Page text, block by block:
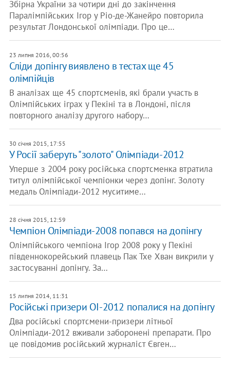
Збірна України за чотири дні до закінчення
Паралімпійських Ігор у Ріо-де-Жанейро повторила
результат Лондонської олімпіади. Про це…
23 липня 2016, 00:56
Сліди допінгу виявлено в тестах ще 45
олімпійців
В аналізах ще 45 спортсменів, які брали участь в
Олімпійських іграх у Пекіні та в Лондоні, після
повторного аналізу другого набору…
30 січня 2015, 17:55
У Росії заберуть "золото" Олімпіади-2012
Уперше з 2004 року російська спортсменка втратила
титул олімпійської чемпіонки через допінг. Золоту
медаль Олімпіади-2012 муситиме…
28 січня 2015, 12:59
Чемпіон Олімпіади-2008 попався на допінгу
Олімпійського чемпіона Ігор 2008 року у Пекіні
південнокорейський плавець Пак Тхе Хван викрили у
застосуванні допінгу. За…
15 липня 2014, 11:31
Російські призери ОІ-2012 попалися на допінгу
Два російські спортсмени-призери літньої
Олімпіади-2012 вживали заборонені препарати. Про
це повідомив російський журналіст Євген…